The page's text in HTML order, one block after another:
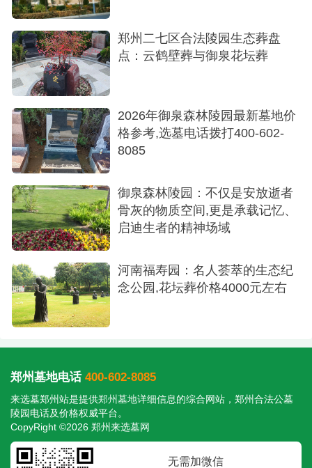
墓型
选购指南与温馨提示
位置差异：同一款墓型在不同园区或不同位置
浮动。18,900元通常是起步价，确认时请了解具体
墓位信息。
费用构成：购买前请确认价格是否包含墓碑、
基础安装、或一定年限的管理费等全部费用，避免
产生额外支出。
实地考察：强烈建议您预约前往园区进行实地
考察。亲眼所见墓位的实际环境、石材质感和周边
景观，是做出满意决定的关键一步。
提前咨询：您可以直接联系莲花山人文纪念园
的服务中心，咨询该款墓型的详细信息、可选区域
以及当前是否有促销活动。
郑州二七区合法陵园生态葬盘
点：云鹤壁葬与御泉花坛葬
2026年御泉森林陵园最新墓地价
格参考,选墓电话拨打400-602-
8085
御泉森林陵园：不仅是安放逝者
骨灰的物质空间,更是承载记忆、
启迪生者的精神场域
河南福寿园：名人荟萃的生态纪
念公园,花坛葬价格4000元左右
郑州墓地电话 400-602-8085
来选墓郑州站是提供郑州墓地详细信息的综合网站，郑州合法公墓
陵园电话及价格权威平台。
CopyRight ©2026 郑州来选墓网
无需加微信